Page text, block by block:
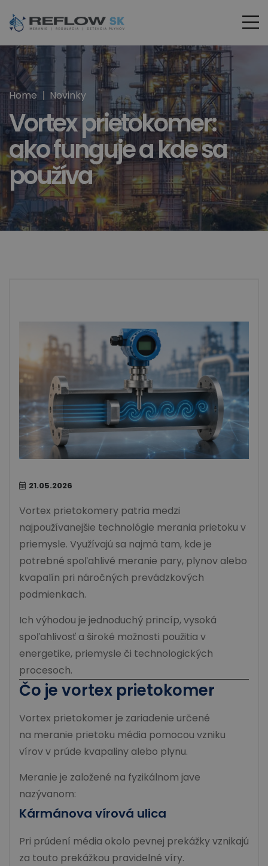
Home Novinky
Vortex prietokomer:
ako funguje a kde sa
používa
21.05.2026
Vortex prietokomery patria medzi
najpoužívanejšie technológie merania prietoku v
priemysle. Využívajú sa najmä tam, kde je
potrebné spoľahlivé meranie pary, plynov alebo
kvapalín pri náročných prevádzkových
podmienkach.
Ich výhodou je jednoduchý princíp, vysoká
spoľahlivosť a široké možnosti použitia v
energetike, priemysle či technologických
procesoch.
Čo jevortex prietokomer
Vortex prietokomer je zariadenie určené
na meranie prietoku média pomocou vzniku
vírov v prúde kvapaliny alebo plynu.
Meranie je založené na fyzikálnom jave
nazývanom:
Kármánova vírová ulica
Pri prúdení média okolo pevnej prekážky vznikajú
za touto prekážkou pravidelné víry.